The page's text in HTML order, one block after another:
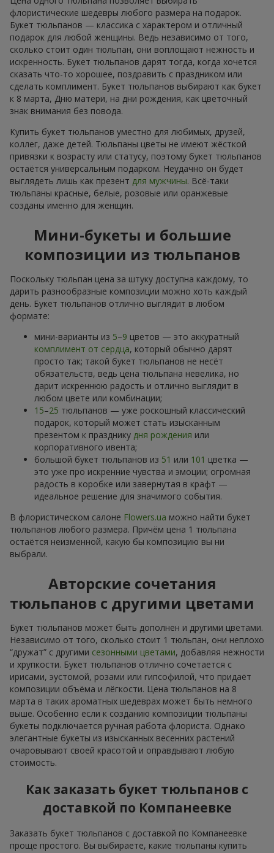
флористические шедевры любого размера на подарок.
Букет тюльпанов — классика с характером и отличный
подарок для любой женщины. Ведь независимо от того,
сколько стоит один тюльпан, они воплощают нежность и
искренность. Букет тюльпанов дарят тогда, когда хочется
сказать что-то хорошее, поздравить с праздником или
сделать комплимент. Букет тюльпанов выбирают как букет
к 8 марта, Дню матери, на дни рождения, как цветочный
знак внимания без повода.
Купить букет тюльпанов уместно для любимых, друзей,
коллег, даже детей. Тюльпаны цветы не имеют жёсткой
привязки к возрасту или статусу, поэтому букет тюльпанов
остаётся универсальным подарком. Неудачно он будет
выглядеть лишь как презент для мужчины. Всё-таки
тюльпаны красные, белые, розовые или оранжевые
созданы именно для женщин.
Мини-букеты и большие
композиции из тюльпанов
Поскольку тюльпан цена за штуку доступна каждому, то
дарить разнообразные композиции можно хоть каждый
день. Букет тюльпанов отлично выглядит в любом
формате:
мини-варианты из 5–9 цветов — это аккуратный
комплимент от сердца, который обычно дарят
просто так; такой букет тюльпанов не несёт
обязательств, ведь цена тюльпана невелика, но
дарит искреннюю радость и отлично выглядит в
любом цвете или комбинации;
15–25 тюльпанов — уже роскошный классический
подарок, который может стать изысканным
презентом к празднику дня рождения или
корпоративного ивента;
большой букет тюльпанов из 51 или 101 цветка —
это уже про искренние чувства и эмоции; огромная
радость в коробке или завернутая в крафт —
идеальное решение для значимого события.
В флористическом салоне Flowers.ua можно найти букет
тюльпанов любого размера. Причём цена 1 тюльпана
остаётся неизменной, какую бы композицию вы ни
выбрали.
Авторские сочетания
тюльпанов с другими цветами
Букет тюльпанов может быть дополнен и другими цветами.
Независимо от того, сколько стоит 1 тюльпан, они неплохо
“дружат” с другими сезонными цветами, добавляя нежности
и хрупкости. Букет тюльпанов отлично сочетается с
ирисами, эустомой, розами или гипсофилой, что придаёт
композиции объёма и лёгкости. Цена тюльпанов на 8
марта в таких ароматных шедеврах может быть немного
выше. Особенно если к созданию композиции тюльпаны
букеты подключается ручная работа флориста. Однако
элегантные букеты из изысканных весенних растений
очаровывают своей красотой и оправдывают любую
стоимость.
Как заказать букет тюльпанов с
доставкой по Компанеевке
Заказать букет тюльпанов с доставкой по Компанеевке
проще простого. Вы выбираете, какие тюльпаны купить